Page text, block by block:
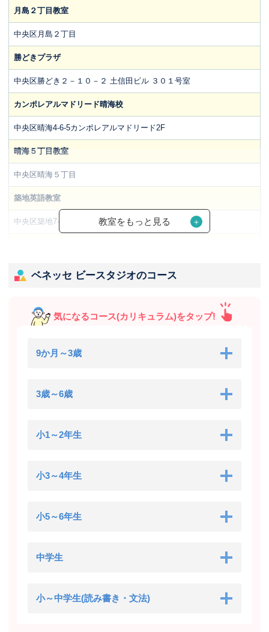
月島２丁目教室
中央区月島２丁目
勝どきプラザ
中央区勝どき２－１０－２ 土信田ビル ３０１号室
カンポレアルマドリード晴海校
中央区晴海4-6-5カンポレアルマドリード2F
晴海５丁目教室
中央区晴海５丁目
築地英語教室
中央区築地7-10-8 SEAビル
中央区八丁堀４丁目
中央区湊１丁目１１－８
教室をもっと見る
ベネッセ ビースタジオのコース
気になるコース(カリキュラム)をタップ!
9か月～3歳
3歳～6歳
小1～2年生
小3～4年生
小5～6年生
中学生
小～中学生(読み書き・文法)